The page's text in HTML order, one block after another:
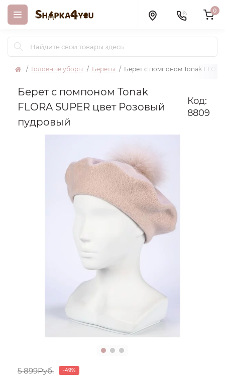
0
Головные уборы Береты Берет с помпоном Tonak
Берет с помпоном Tonak
FLORA SUPER цвет Розовый
пудровый
Код:
8809
5 899Руб. -49%